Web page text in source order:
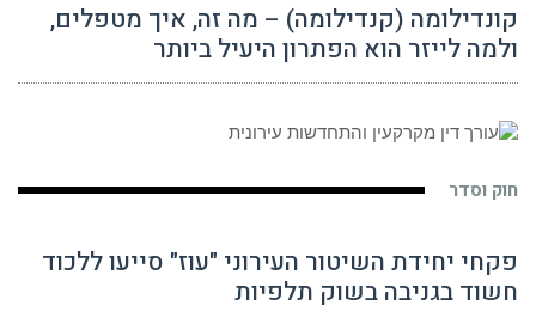
קונדילומה (קנדילומה) – מה זה, איך מטפלים,
ולמה לייזר הוא הפתרון היעיל ביותר
חוק וסדר
פקחי יחידת השיטור העירוני "עוז" סייעו ללכוד
חשוד בגניבה בשוק תלפיות